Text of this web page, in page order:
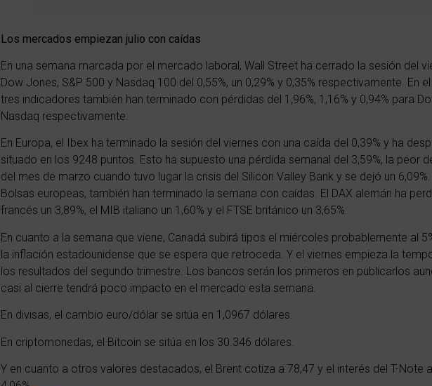
Los mercados empiezan julio con caídas
En una semana marcada por el mercado laboral, Wall Street ha cerrado la sesión del
Dow Jones, S&P 500 y Nasdaq 100 del 0,55%, un 0,29% y 0,35% respectivamente. En
tres indicadores también han terminado con pérdidas del 1,96%, 1,16% y 0,94% para
Nasdaq respectivamente.
En Europa, el Ibex ha terminado la sesión del viernes con una caída del 0,39% y ha
situado en los 9248 puntos. Esto ha supuesto una pérdida semanal del 3,59%, la peor
del mes de marzo cuando tuvo lugar la crisis del Silicon Valley Bank y se dejó un
Bolsas europeas, también han terminado la semana con caídas. El DAX alemán ha
francés un 3,89%, el MIB italiano un 1,60% y el FTSE británico un 3,65%.
En cuanto a la semana que viene, Canadá subirá tipos el miércoles probablemente al
la inflación estadounidense que se espera que retroceda. Y el viernes empieza la
los resultados del segundo trimestre. Los bancos serán los primeros en publicarlos
casi al cierre tendrá poco impacto en el mercado esta semana.
En divisas, el cambio euro/dólar se sitúa en 1,0967 dólares.
En criptomonedas, el Bitcoin se sitúa en los 30.346 dólares.
Y en cuanto a otros valores destacados, el Brent cotiza a 78,47 y el interés del T-Note